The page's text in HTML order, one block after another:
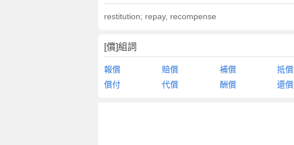
restitution; repay, recompense
[償]組詞
報償 賠償 補償 抵償
償付
代償 酬償 還償